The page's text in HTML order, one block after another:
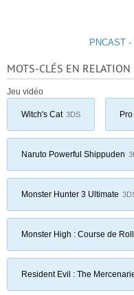
PNCAST
MOTS-CLÉS EN RELATION
Jeu vidéo
Witch's Cat 3DS
Naruto Powerful Shippuden
Monster Hunter 3 Ultimate
Monster High : Course de
Resident Evil : The